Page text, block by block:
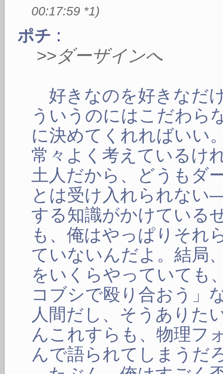
00:17:59 *1)
ポチ :
>>ダーザインへ
好きなのを好きなだ
ういうのにはこだわら
に決めてくれればいい
常々よく考えているけ
土人だから、どうもダ
とは受け入れられない
する知識がかけている
も、俺はやっぱりそれ
ていないんだよ。結局
をいくらやっていても
コブシで殴り合おう」
人間だし、そうありた
んこれすらも、物理フ
んで語られてしまうだ